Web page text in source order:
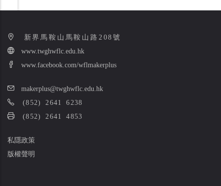
新界馬鞍山馬鞍山路208號
www.twghwflc.edu.hk
www.facebook.com/wflmakerplus
makerplus@twghwflc.edu.hk
(852) 2641 6238
(852) 2641 4853
私隱政策
版權聲明